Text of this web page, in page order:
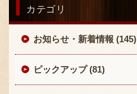
カテゴリ
お知らせ・新着情報 (145)
ピックアップ (81)